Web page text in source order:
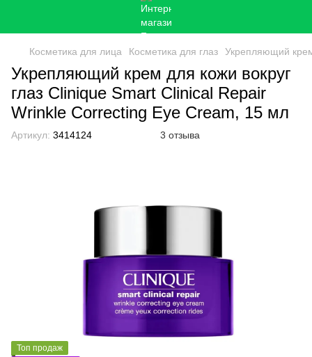
Косметика для лица Косметика для глаз Укрепляющий
Укрепляющий крем для кожи вокруг
глаз Clinique Smart Clinical Repair
Wrinkle Correcting Eye Cream, 15 мл
Артикул: 3414124 3 отзыва
Топ продаж